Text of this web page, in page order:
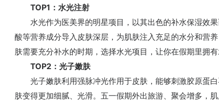
TOP1：水光注射
水光作为医美界的明星项目，以其出色的补水保湿效果
酸等营养成分导入皮肤深层，为肌肤注入充足的水分和营
肤需要充分补水的时期，选择水光项目，让你在假期里拥
TOP2：光子嫩肤
光子嫩肤利用强脉冲光作用于皮肤，能够刺激胶原蛋白
肤变得更加细腻、光滑。五一假期外出旅游、聚会增多，